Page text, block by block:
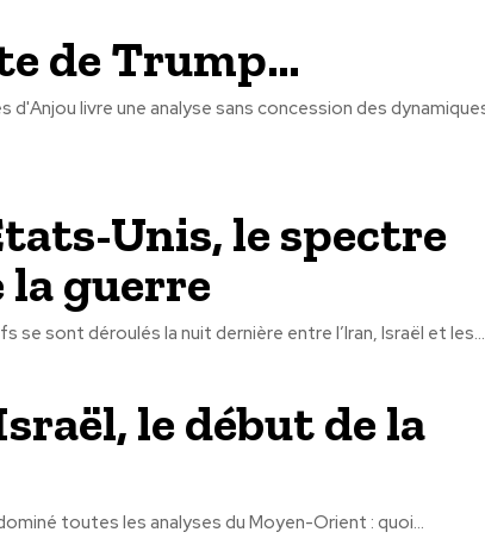
de Trump…
Unis, le spectre
guerre
se sont déroulés la nuit dernière entre l’Iran, Israël et les...
le début de la
toutes les analyses du Moyen-Orient : quoi...